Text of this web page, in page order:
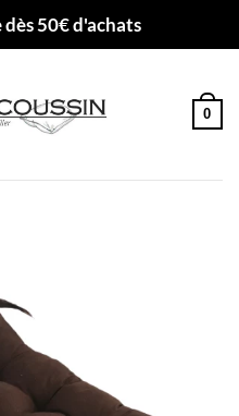
50€ d'achats
0